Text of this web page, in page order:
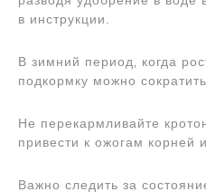
в инструкции.
В зимний период‚ когда
подкормку можно
Не перекармливайте
привести к ожогам корней
Важно следить за